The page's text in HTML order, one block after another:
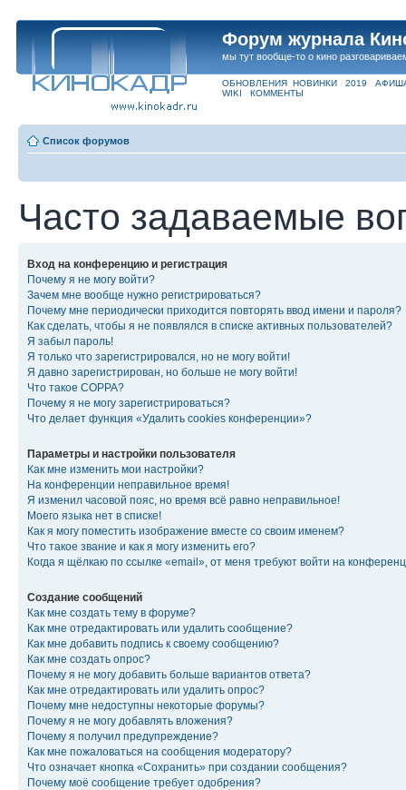
Форум журнала
мы тут вообще-то о кино
ОБНОВЛЕНИЯ НОВИНКИ 2019
WIKI
КОММЕНТЫ
Список форумов
Часто задаваемые
Вход на конференцию и регистрация
Почему я не могу войти?
Зачем мне вообще нужно регистрироваться?
Почему мне периодически приходится повторять ввод имени и пароля?
Как сделать, чтобы я не появлялся в списке активных пользователей?
Я забыл пароль!
Я только что зарегистрировался, но не могу войти!
Я давно зарегистрирован, но больше не могу войти!
Что такое COPPA?
Почему я не могу зарегистрироваться?
Что делает функция «Удалить cookies конференции»?
Параметры и настройки пользователя
Как мне изменить мои настройки?
На конференции неправильное время!
Я изменил часовой пояс, но время всё равно неправильное!
Моего языка нет в списке!
Как я могу поместить изображение вместе со своим именем?
Что такое звание и как я могу изменить его?
Когда я щёлкаю по ссылке «email», от меня требуют войти на
Создание сообщений
Как мне создать тему в форуме?
Как мне отредактировать или удалить сообщение?
Как мне добавить подпись к своему сообщению?
Как мне создать опрос?
Почему я не могу добавить больше вариантов ответа?
Как мне отредактировать или удалить опрос?
Почему мне недоступны некоторые форумы?
Почему я не могу добавлять вложения?
Почему я получил предупреждение?
Как мне пожаловаться на сообщения модератору?
Что означает кнопка «Сохранить» при создании сообщения?
Почему моё сообщение требует одобрения?